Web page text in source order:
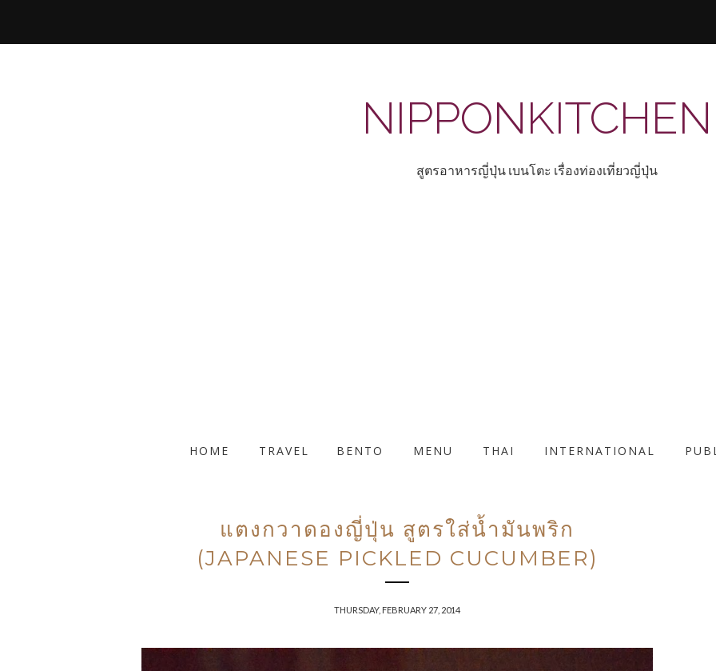
NIPPONKITCHEN
สูตรอาหารญี่ปุ่น เบนโตะ เรื่องท่องเที่ยวญี่ปุ่น
HOME TRAVEL BENTO MENU THAI INTERNATIONAL
แตงกวาดองญี่ปุ่น สูตรใส่นํ้ามันพริก
(JAPANESE PICKLED CUCUMBER)
THURSDAY, FEBRUARY 27, 2014